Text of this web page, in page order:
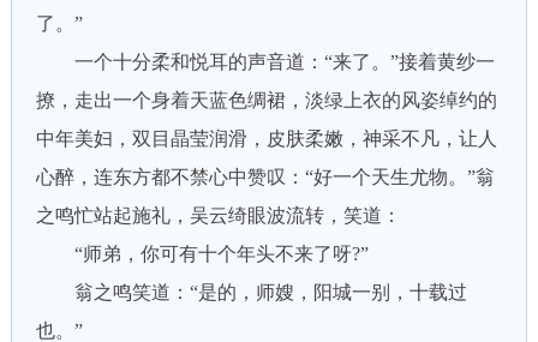
了。”
一个十分柔和悦耳的声音道：“来了。”接着黄纱一
撩，走出一个身着天蓝色绸裙，淡绿上衣的风姿绰约的
中年美妇，双目晶莹润滑，皮肤柔嫩，神采不凡，让人
心醉，连东方都不禁心中赞叹：“好一个天生尤物。”翁
之鸣忙站起施礼，吴云绮眼波流转，笑道：
“师弟，你可有十个年头不来了呀?”
翁之鸣笑道：“是的，师嫂，阳城一别，十载过
也。”